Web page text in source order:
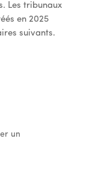
Les tribunaux
en 2025
suivants.
un